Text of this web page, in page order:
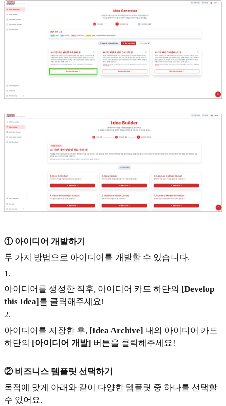
① 아이디어 개발하기
두 가지 방법으로 아이디어를 개발할 수 있습니다.
1.
아이디어를 생성한 직후, 아이디어 카드 하단의
[Develop
this Idea] 를 클릭해주세요!
2.
아이디어를 저장한 후, [Idea Archive] 내의 아이디어 카드
하단의 [아이디어 개발] 버튼을 클릭해주세요!
② 비즈니스 템플릿 선택하기
목적에 맞게 아래와 같이 다양한 템플릿 중 하나를 선택할
수 있어요.